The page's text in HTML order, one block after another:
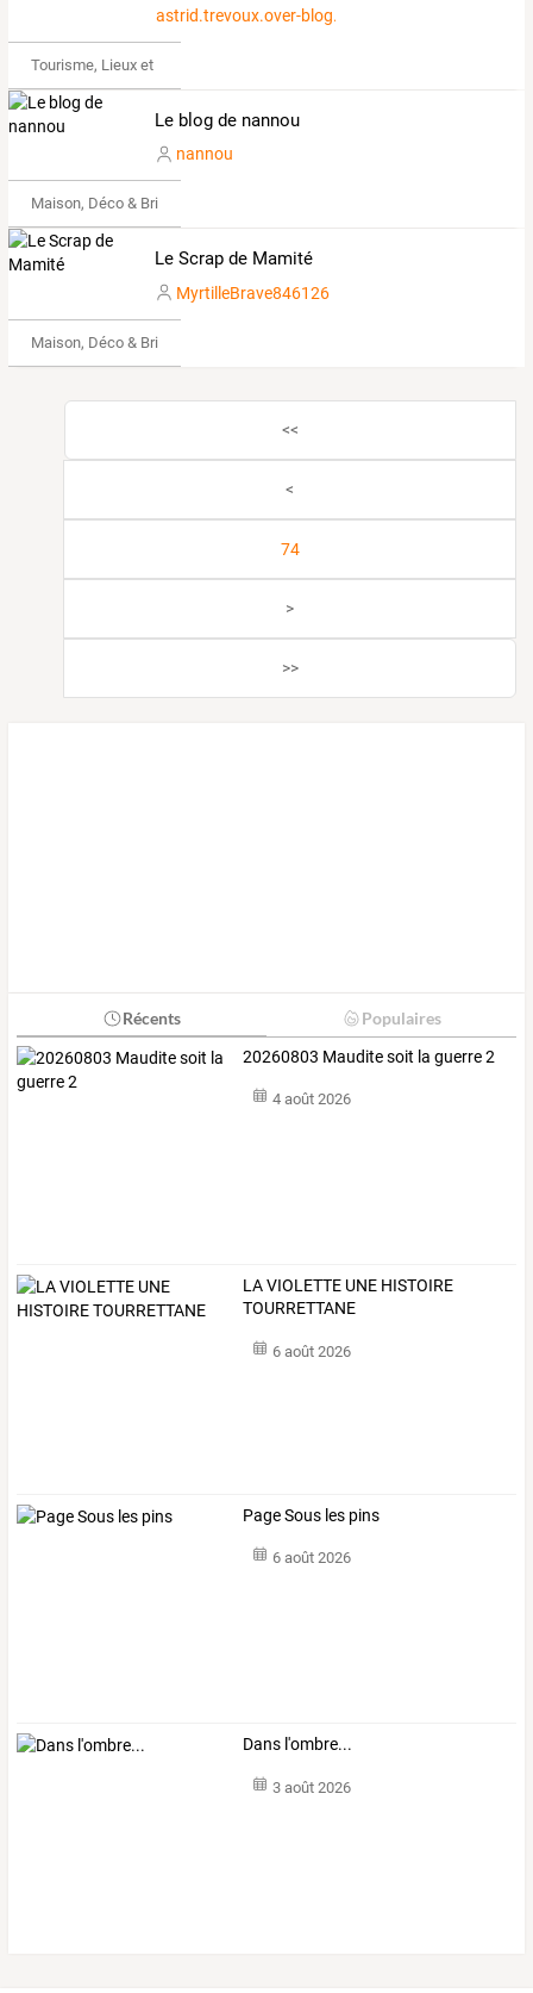
astrid.trevoux.over-blog.com
Tourisme, Lieux et Événements
Le blog de nannou
nannou
Maison, Déco & Bricolage
Le Scrap de Mamité
MyrtilleBrave846126
Maison, Déco & Bricolage
<<
<
74
>
>>
Récents Populaires
20260803 Maudite soit la guerre 2
4 août 2026
LA VIOLETTE UNE HISTOIRE
TOURRETTANE
6 août 2026
Page Sous les pins
6 août 2026
Dans l'ombre...
3 août 2026